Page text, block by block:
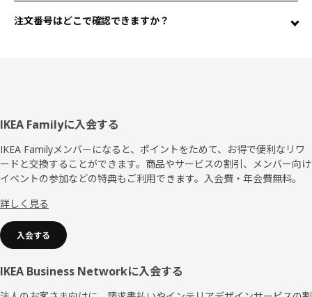
注文番号はどこで確認できますか？
フ
ッ
タ
IKEA Familyに入会する
IKEA Familyメンバーになると、ポイントをためて、お得で便利なリワ
ードと交換することができます。商品やサービスの割引、メンバー向け
イベントの参加などの特典もご利用できます。入会費・年会費無料。
詳しく見る
入会する
IKEA Business Networkに入会する